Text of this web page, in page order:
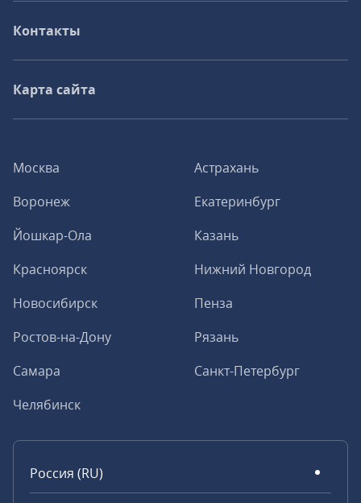
Москва
Астрахань
Воронеж
Екатеринбург
Йошкар-Ола
Казань
Красноярск
Нижний Новгород
Новосибирск
Пенза
Ростов-на-Дону
Рязань
Самара
Санкт-Петербург
Челябинск
Россия (RU)
Контакты
Карта сайта